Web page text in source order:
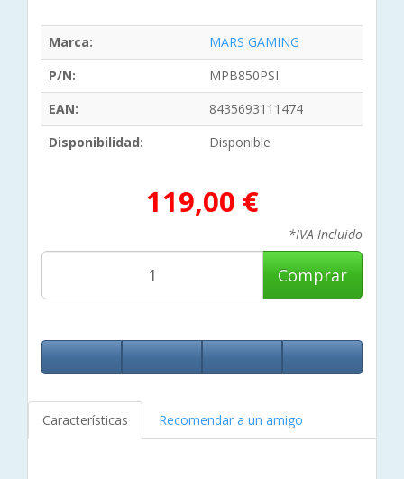
Marca:
MARS GAMING
P/N:
MPB850PSI
EAN:
8435693111474
Disponibilidad:
Disponible
119,00 €
*IVA Incluido
Comprar
Características Recomendar a un amigo